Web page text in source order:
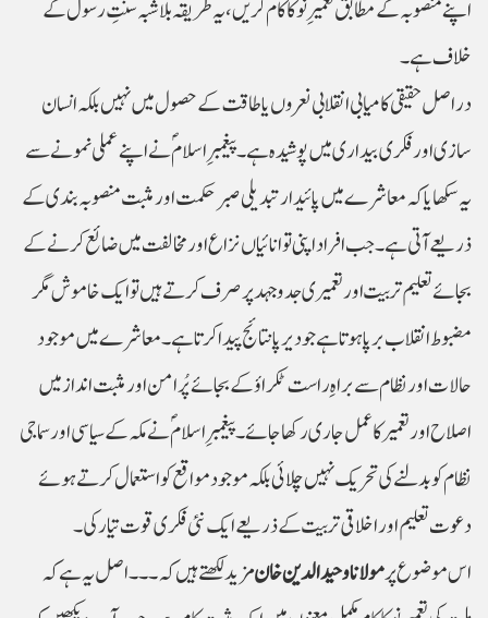
اپنے منصوبہ کے مطابق تعمیرِ نو کا کام کریں، یہ طریقہ بلاشبہ سنتِ رسول کے
خلاف ہے۔
سازی اور فکری بیداری میں پوشیدہ ہے۔ پیغمبرِ اسلامؐ نے اپنے عملی نمونے سے
یہ سکھایا کہ معاشرے میں پائیدار تبدیلی صبر حکمت اور مثبت منصوبہ بندی کے
ذریعے آتی ہے۔ جب افراد اپنی توانائیاں نزاع اور مخالفت میں ضائع کرنے کے
بجائے تعلیم تربیت اور تعمیری جدوجہد پر صرف کرتے ہیں تو ایک خاموش مگر
مضبوط انقلاب برپا ہوتا ہے جو دیرپا نتائج پیدا کرتا ہے۔ معاشرے میں موجود
حالات اور نظام سے براہِ راست ٹکراؤ کے بجائے پُرامن اور مثبت انداز میں
اصلاح اور تعمیر کا عمل جاری رکھا جائے۔ پیغمبرِ اسلامؐ نے مکہ کے سیاسی اور سماجی
نظام کو بدلنے کی تحریک نہیں چلائی بلکہ موجود مواقع کو استعمال کرتے ہوئے
دعوت تعلیم اور اخلاقی تربیت کے ذریعے ایک نئی فکری قوت تیار کی۔
اس موضوع پرمولانا وحید الدین خانمزید لکھتے ہیں کہ ۔۔۔ اصل یہ ہے کہ